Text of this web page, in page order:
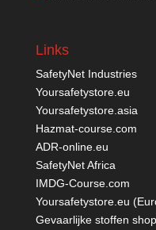
Links
SafetyNet Industries
Yoursafetystore.eu
Yoursafetystore.asia
Hazmat-course.com
ADR-online.eu
SafetyNet Africa
IMDG-Course.com
Yoursafetystore.eu
Gevaarlijke stoffen